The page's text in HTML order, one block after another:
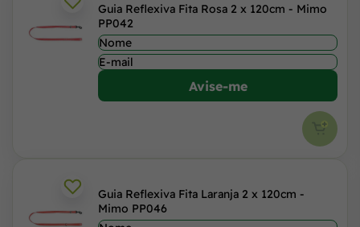
Guia Reflexiva Fita Rosa 2 x 120cm - Mimo
PP042
Avise-me
Guia Reflexiva Fita Laranja 2 x 120cm -
Mimo PP046